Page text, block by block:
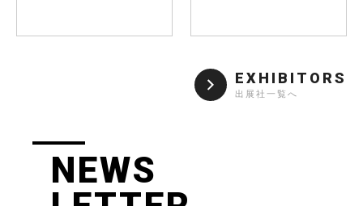
EXHIBITORS
出展社一覧へ
NEWS